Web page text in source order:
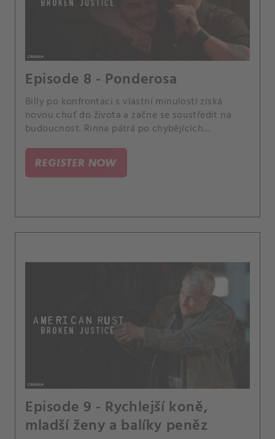
Episode 8 - Ponderosa
Billy po konfrontaci s vlastní minulostí získá
novou chuť do života a začne se soustředit na
budoucnost. Rinna pátrá po chybějících
REGISTER NOW
Episode 9 - Rychlejší koně,
mladší ženy a balíky peněz